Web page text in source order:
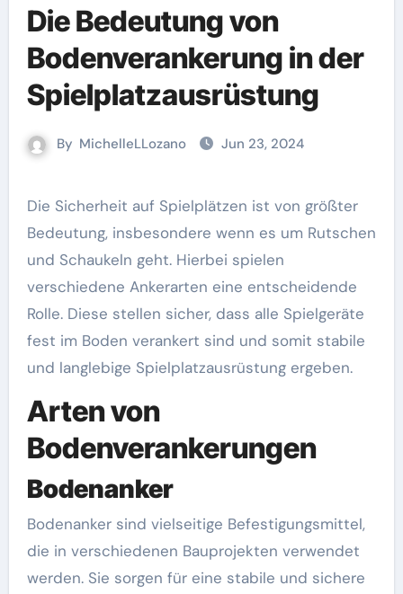
Die Bedeutung von
Bodenverankerung in der
Spielplatzausrüstung
By MichelleLLozano Jun 23, 2024
Die Sicherheit auf Spielplätzen ist von größter
Bedeutung, insbesondere wenn es um Rutschen
und Schaukeln geht. Hierbei spielen
verschiedene Ankerarten eine entscheidende
Rolle. Diese stellen sicher, dass alle Spielgeräte
fest im Boden verankert sind und somit stabile
und langlebige Spielplatzausrüstung ergeben.
Arten von
Bodenverankerungen
Bodenanker
Bodenanker sind vielseitige Befestigungsmittel,
die in verschiedenen Bauprojekten verwendet
werden. Sie sorgen für eine stabile und sichere